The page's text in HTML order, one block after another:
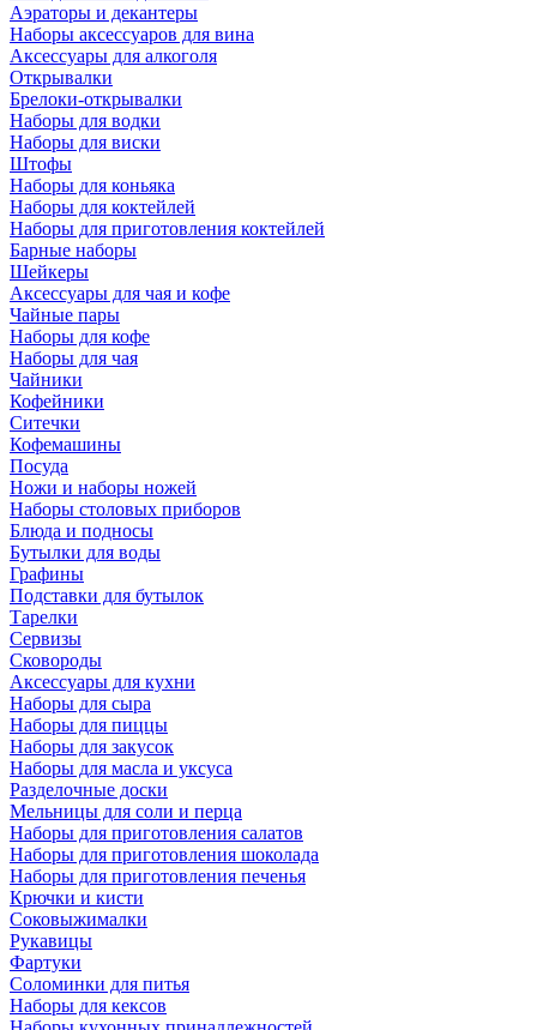
Аэраторы и декантеры
Наборы аксессуаров для вина
Аксессуары для алкоголя
Открывалки
Брелоки-открывалки
Наборы для водки
Наборы для виски
Штофы
Наборы для коньяка
Наборы для коктейлей
Наборы для приготовления коктейлей
Барные наборы
Шейкеры
Аксессуары для чая и кофе
Чайные пары
Наборы для кофе
Наборы для чая
Чайники
Кофейники
Ситечки
Кофемашины
Посуда
Ножи и наборы ножей
Наборы столовых приборов
Блюда и подносы
Бутылки для воды
Графины
Подставки для бутылок
Тарелки
Сервизы
Сковороды
Аксессуары для кухни
Наборы для сыра
Наборы для пиццы
Наборы для закусок
Наборы для масла и уксуса
Разделочные доски
Мельницы для соли и перца
Наборы для приготовления салатов
Наборы для приготовления шоколада
Наборы для приготовления печенья
Крючки и кисти
Соковыжималки
Рукавицы
Фартуки
Соломинки для питья
Наборы для кексов